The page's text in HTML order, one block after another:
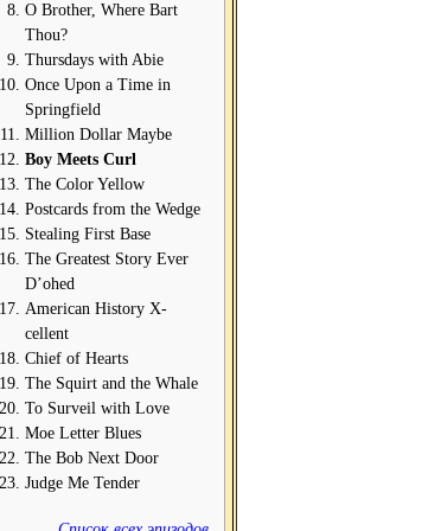
O Brother, Where Bart
Thou?
Thursdays with Abie
Once Upon a Time in
Springfield
Million Dollar Maybe
Boy Meets Curl
The Color Yellow
Postcards from the Wedge
Stealing First Base
The Greatest Story Ever
D’ohed
American History X-
cellent
Chief of Hearts
The Squirt and the Whale
To Surveil with Love
Moe Letter Blues
The Bob Next Door
Judge Me Tender